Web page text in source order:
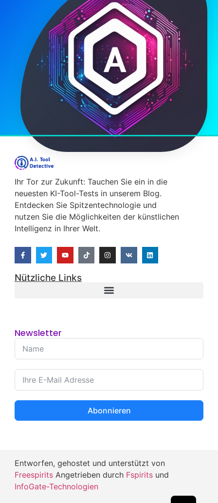
Ihr Tor zur Zukunft: Tauchen Sie ein in die
neuesten KI-Tool-Tests in unserem Blog.
Entdecken Sie Spitzentechnologie und
nutzen Sie die Möglichkeiten der künstlichen
Intelligenz in Ihrer Welt.
Nützliche Links
Newsletter
Abonnieren
Entworfen, gehostet und unterstützt von
Freespirits Angetrieben durch Fspirits und
InfoGate-Technologien